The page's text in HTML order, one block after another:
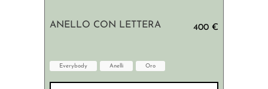
ANELLO CON LETTERA 400 €
Everybody Anelli Oro